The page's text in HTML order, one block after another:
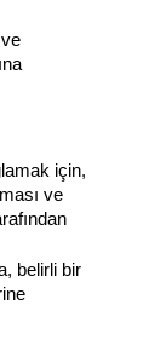
için,
ve
belirli bir